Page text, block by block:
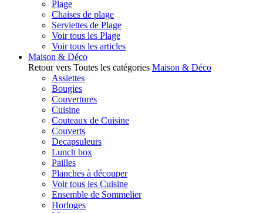
Plage
Chaises de plage
Serviettes de Plage
Voir tous les Plage
Voir tous les articles
Maison & Déco
Retour vers Toutes les catégories Maison & Déco
Assiettes
Bougies
Couvertures
Cuisine
Couteaux de Cuisine
Couverts
Decapsuleurs
Lunch box
Pailles
Planches à découper
Voir tous les Cuisine
Ensemble de Sommelier
Horloges